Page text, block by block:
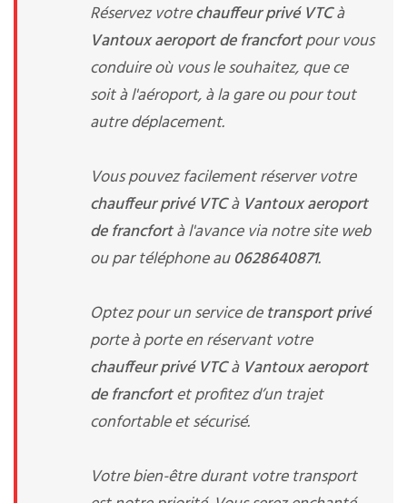
Réservez votrechauffeur privé VTCà
Vantoux aeroport de francfortpour vous
conduire où vous le souhaitez, que ce
soit à l'aéroport, à la gare ou pour tout
autre déplacement.
Vous pouvez facilement réserver votre
chauffeur privé VTCà Vantoux aeroport
de francfortà l'avance via notre site web
ou par téléphone au0628640871.
Optez pour un service detransport privé
porte à porte en réservant votre
chauffeur privé VTCà Vantoux aeroport
de francfortet profitez d’un trajet
confortable et sécurisé.
Votre bien-être durant votre transport